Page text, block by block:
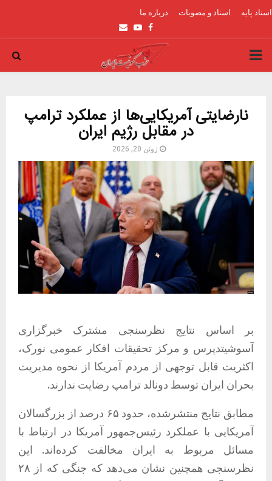
اسناد پایه اسناد و مصوبات درباره ما
Facebook
Youtube
Email
PRIMARY
نارضایتی آمریکایی‌ها از عملکرد ترامپ
در مقابل رژیم ایران
ژوئن 20, 2026
بر اساس نتایج نظرسنجی مشترک خبرگزاری
آسوشیتدپرس و مرکز تحقیقات افکار عمومی نورک،
اکثریت قابل توجهی از مردم آمریکا از نحوه مدیریت
بحران ایران توسط دونالد ترامپ رضایت ندارند.
مطابق نتایج منتشرشده، حدود ۶۵ درصد از بزرگسالان
آمریکایی با عملکرد رئیس‌جمهور آمریکا در ارتباط با
مسائل مربوط به ایران مخالفت کرده‌اند. این
نظرسنجی همچنین نشان می‌دهد که جنگی که از ۲۸